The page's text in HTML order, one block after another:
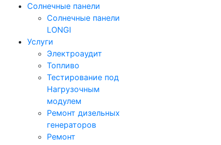
Солнечные панели
Солнечные панели
LONGI
Услуги
Электроаудит
Топливо
Тестирование под
Нагрузочным
модулем
Ремонт дизельных
генераторов
Ремонт